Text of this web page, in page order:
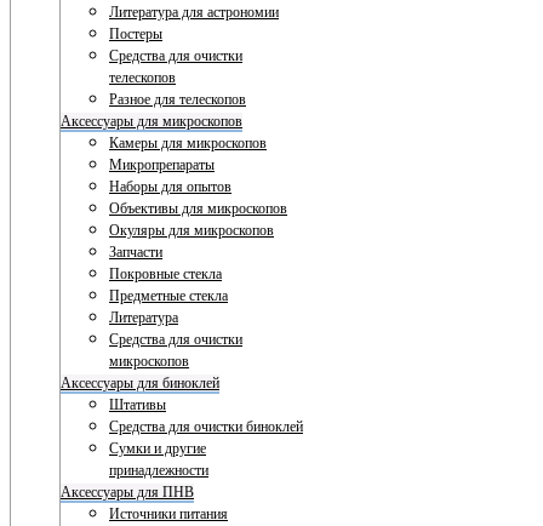
Литература для астрономии
Постеры
Средства для очистки
телескопов
Разное для телескопов
Аксессуары для микроскопов
Камеры для микроскопов
Микропрепараты
Наборы для опытов
Объективы для микроскопов
Окуляры для микроскопов
Запчасти
Покровные стекла
Предметные стекла
Литература
Средства для очистки
микроскопов
Аксессуары для биноклей
Штативы
Средства для очистки биноклей
Сумки и другие
принадлежности
Аксессуары для ПНВ
Источники питания